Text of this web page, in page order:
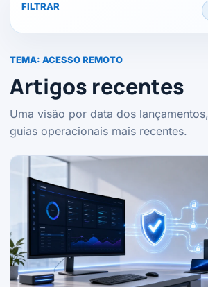
FILTRAR
TEMA: ACESSO REMOTO
Artigos recentes
Uma visão por data dos
guias operacionais mais recentes.